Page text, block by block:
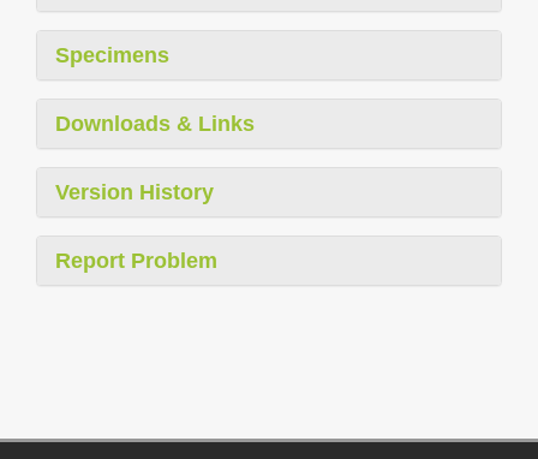
Specimens
Downloads & Links
Version History
Report Problem